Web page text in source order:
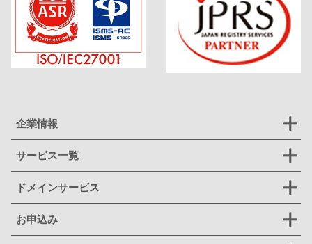
企業情報
サービス一覧
ドメインサービス
お申込み